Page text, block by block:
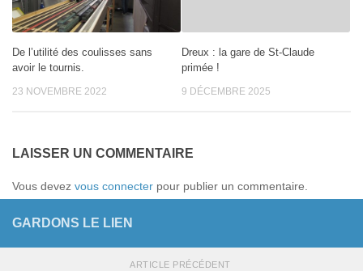
De l’utilité des coulisses sans
avoir le tournis.
23 NOVEMBRE 2022
Dreux : la gare de St-Claude
primée !
9 DÉCEMBRE 2025
LAISSER UN COMMENTAIRE
Vous devez vous connecter pour publier un commentaire.
GARDONS LE LIEN
ARTICLE PRÉCÉDENT